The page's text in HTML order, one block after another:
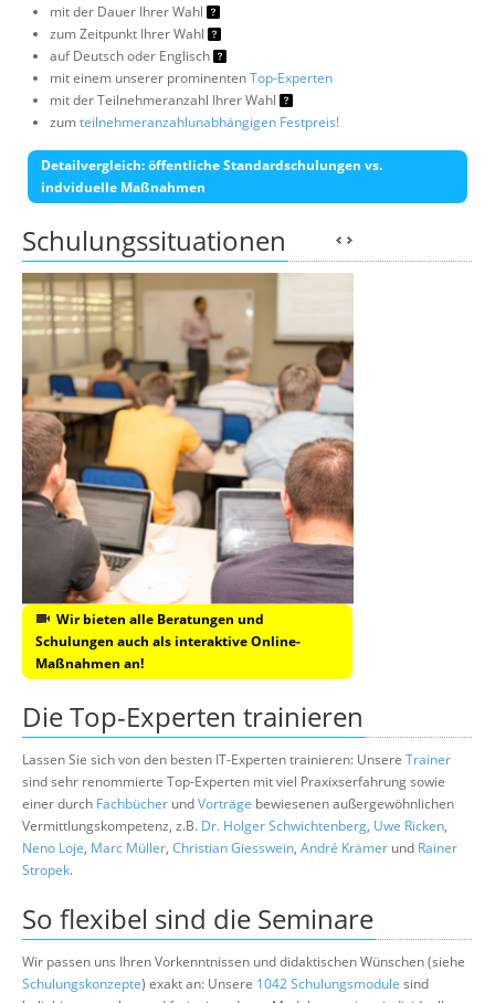
mit der Dauer Ihrer Wahl
zum Zeitpunkt Ihrer Wahl
auf Deutsch oder Englisch
mit einem unserer prominentenTop-Experten
mit der Teilnehmeranzahl Ihrer Wahl
zumteilnehmeranzahlunabhängigen Festpreis!
Detailvergleich: öffentliche Standardschulungen vs.
indviduelle Maßnahmen
Schulungssituationen
Wir bieten alle Beratungen und
Schulungen auch als interaktive Online-
Maßnahmen an!
Die Top-Experten trainieren
Lassen Sie sich von den besten IT-Experten trainieren: Unsere Trainer
sind sehr renommierte Top-Experten mit viel Praxixserfahrung sowie
einer durch Fachbücher undVorträge bewiesenen außergewöhnlichen
Vermittlungskompetenz, z.B. Dr. Holger Schwichtenberg, Uwe Ricken,
Neno Loje, Marc Müller, Christian Giesswein, André Krämer und Rainer
Stropek.
So flexibel sind die Seminare
Wir passen uns Ihren Vorkenntnissen und didaktischen Wünschen (siehe
Schulungskonzepte) exakt an: Unsere 1042 Schulungsmodule sind